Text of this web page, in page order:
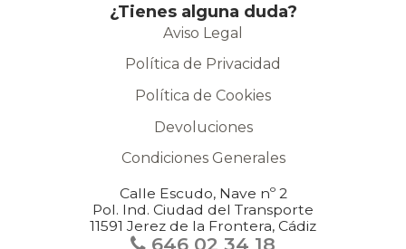
¿Tienes alguna duda?
Aviso Legal
Política de Privacidad
Política de Cookies
Devoluciones
Condiciones Generales
Calle Escudo, Nave nº 2
Pol. Ind. Ciudad del Transporte
11591 Jerez de la Frontera, Cádiz
646 02 34 18